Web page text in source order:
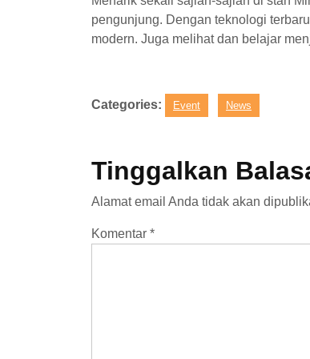
pengunjung. Dengan teknologi
modern. Juga melihat dan belajar
Categories: Event News
Tinggalkan
Alamat email Anda tidak akan
Komentar *